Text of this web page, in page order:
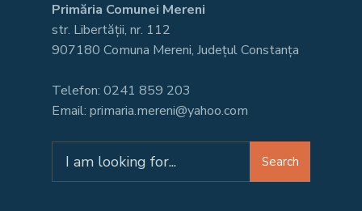
Primăria Comunei Mereni
str. Libertății, nr. 112
907180 Comuna Mereni, Județul Constanța
Telefon: 0241 859 203
Email: primaria.mereni@yahoo.com
for:
Search